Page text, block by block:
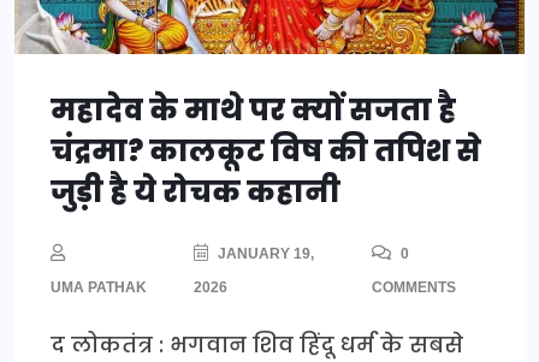
महादेव के माथे पर क्यों सजता है
चंद्रमा? कालकूट विष की तपिश से
जुड़ी है ये रोचक कहानी
UMA PATHAK
JANUARY 19,
2026
0
COMMENTS
द लोकतंत्र : भगवान शिव हिंदू धर्म के सबसे